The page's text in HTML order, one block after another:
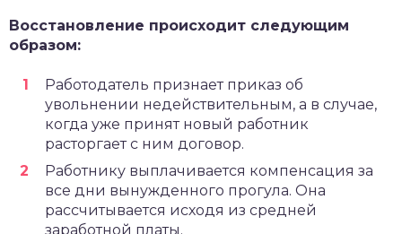
Восстановление происходит следующим
образом:
Работодатель признает приказ об
увольнении недействительным, а в случае,
когда уже принят новый работник
расторгает с ним договор.
Работнику выплачивается компенсация за
все дни вынужденного прогула. Она
рассчитывается исходя из средней
заработной платы.